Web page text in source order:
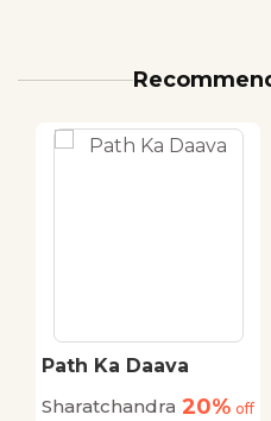
Path Ka Daava
Sharatchandra 20% off